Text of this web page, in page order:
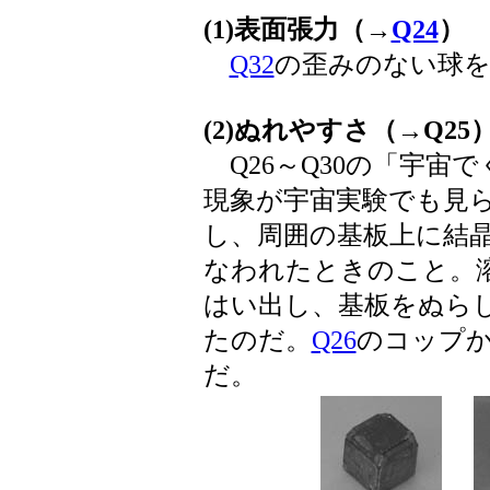
(1)表面張力（→ Q24）
Q32の歪みのない球
(2)ぬれやすさ（→Q25
Q26～Q30の「宇宙
現象が宇宙実験でも見
し、周囲の基板上に結
なわれたときのこと。
はい出し、基板をぬら
たのだ。 Q26のコップ
だ。